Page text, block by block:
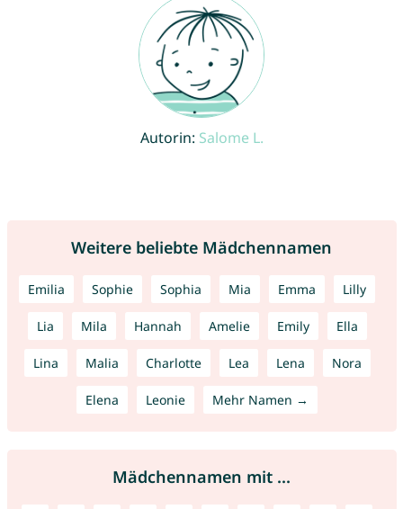
Autorin: Salome L.
Weitere beliebte Mädchennamen
Emilia Sophie Sophia Mia Emma Lilly
Lia Mila Hannah Amelie Emily Ella
Lina Malia Charlotte Lea Lena Nora
Elena Leonie Mehr Namen →
Mädchennamen mit ...